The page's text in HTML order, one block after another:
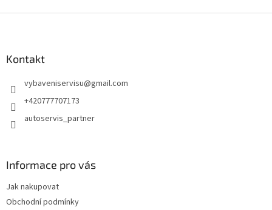
Kontakt
vybaveniservisu@gmail.com
+420777707173
autoservis_partner
Informace pro vás
Jak nakupovat
Obchodní podmínky